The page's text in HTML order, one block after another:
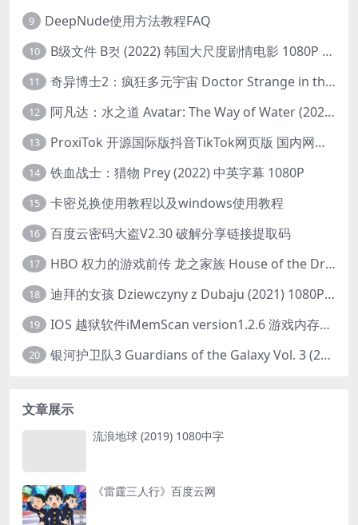
9 DeepNude使用方法教程FAQ
10 B级文件 B컷 (2022) 韩国大尺度剧情电影 1080P 中字
11 奇异博士2：疯狂多元宇宙 Doctor Strange in the Multiverse of Madness (2022) 高清版1080p
12 阿凡达：水之道 Avatar: The Way of Water (2022) 1080p 2k 4k 中文字幕
13 ProxiTok 开源国际版抖音TikTok网页版 国内网络直连
14 铁血战士：猎物 Prey (2022) 中英字幕 1080P
15 卡密兑换使用教程以及windows使用教程
16 百度云密码大盗V2.30 破解分享链接提取码
17 HBO 权力的游戏前传 龙之家族 House of the Dragon (2022) 中字 1080P 更新4集
18 迪拜的女孩 Dziewczyny z Dubaju (2021) 1080P 中字
19 IOS 越狱软件iMemScan version1.2.6 游戏内存修改器
20 银河护卫队3 Guardians of the Galaxy Vol. 3 (2023)4K高清资源1080p只分享精品
文章展示
流浪地球 (2019) 1080中字
《雷霆三人行》百度云网